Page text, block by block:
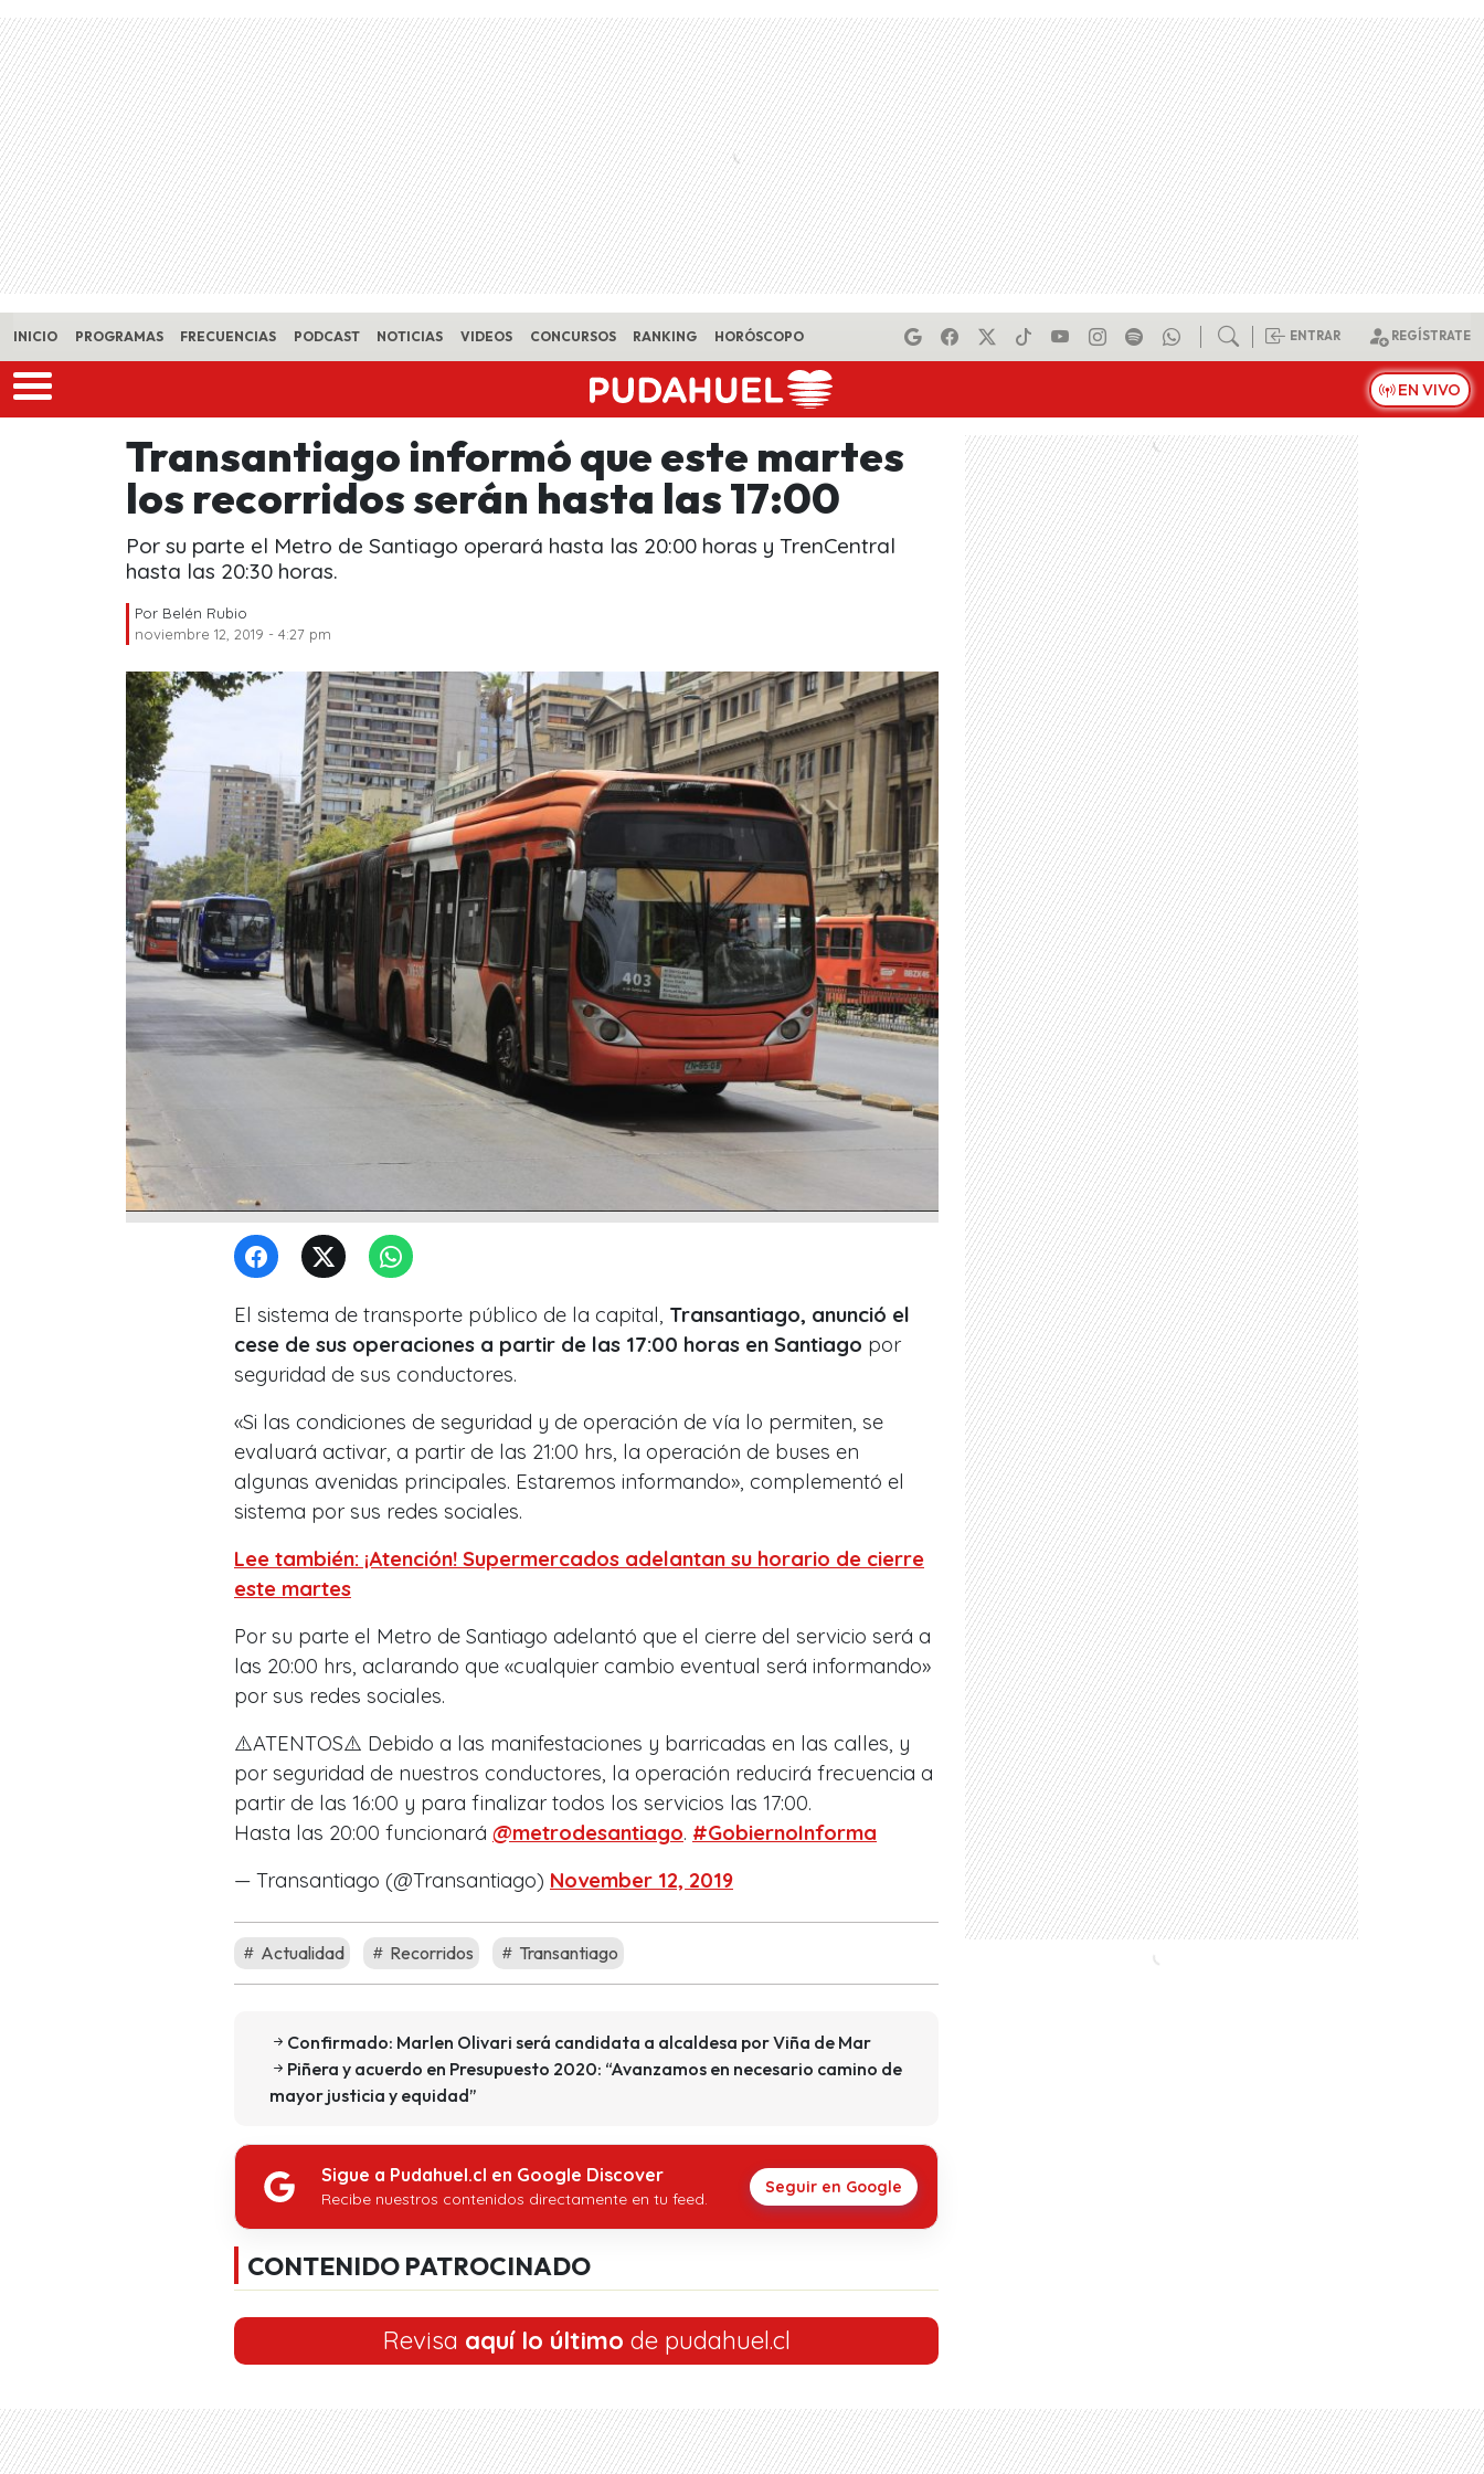
Skip to main content
INICIO PROGRAMAS FRECUENCIAS PODCAST NOTICIAS VIDEOS CONCURSOS RANKING HORÓSCOPO ENTRAR REGÍSTRATE
EN VIVO
Transantiago informó que este martes
los recorridos serán hasta las 17:00
Por su parte el Metro de Santiago operará hasta las 20:00 horas y TrenCentral
hasta las 20:30 horas.
Por Belén Rubio
noviembre 12, 2019 - 4:27 pm
El sistema de transporte público de la capital, Transantiago, anunció el
cese de sus operaciones a partir de las 17:00 horas en Santiago por
seguridad de sus conductores.
«Si las condiciones de seguridad y de operación de vía lo permiten, se
evaluará activar, a partir de las 21:00 hrs, la operación de buses en
algunas avenidas principales. Estaremos informando», complementó el
sistema por sus redes sociales.
Lee también: ¡Atención! Supermercados adelantan su horario de cierre
este martes
Por su parte el Metro de Santiago adelantó que el cierre del servicio será a
las 20:00 hrs, aclarando que «cualquier cambio eventual será informando»
por sus redes sociales.
⚠️ATENTOS⚠️ Debido a las manifestaciones y barricadas en las calles, y
por seguridad de nuestros conductores, la operación reducirá frecuencia a
partir de las 16:00 y para finalizar todos los servicios las 17:00.
Hasta las 20:00 funcionará @metrodesantiago. #GobiernoInforma
— Transantiago (@Transantiago) November 12, 2019
Actualidad Recorridos Transantiago
Confirmado: Marlen Olivari será candidata a alcaldesa por Viña de Mar
Piñera y acuerdo en Presupuesto 2020: “Avanzamos en necesario camino de
mayor justicia y equidad”
Sigue a Pudahuel.cl en Google Discover
Recibe nuestros contenidos directamente en tu feed.
Seguir en Google
CONTENIDO PATROCINADO
Revisa aquí lo último de pudahuel.cl